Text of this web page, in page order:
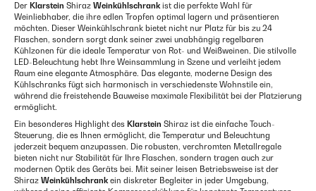
Der Klarstein Shiraz Weinkühlschrankist die perfekte Wahl für
Weinliebhaber, die ihre edlen Tropfen optimal lagern und präsentieren
möchten. Dieser Weinkühlschrank bietet nicht nur Platz für bis zu 24
Flaschen, sondern sorgt dank seiner zwei unabhängig regelbaren
Kühlzonen für die ideale Temperatur von Rot- und Weißweinen. Die stilvolle
LED-Beleuchtung hebt Ihre Weinsammlung in Szene und verleiht jedem
Raum eine elegante Atmosphäre. Das elegante, moderne Design des
Kühlschranks fügt sich harmonisch in verschiedenste Wohnstile ein,
während die freistehende Bauweise maximale Flexibilität bei der Platzierung
ermöglicht.
Ein besonderes Highlight des Klarstein Shiraz ist die einfache Touch-
Steuerung, die es Ihnen ermöglicht, die Temperatur und Beleuchtung
jederzeit bequem anzupassen. Die robusten, verchromten Metallregale
bieten nicht nur Stabilität für Ihre Flaschen, sondern tragen auch zur
modernen Optik des Geräts bei. Mit seiner leisen Betriebsweise ist der
Shiraz Weinkühlschrankein diskreter Begleiter in jeder Umgebung,